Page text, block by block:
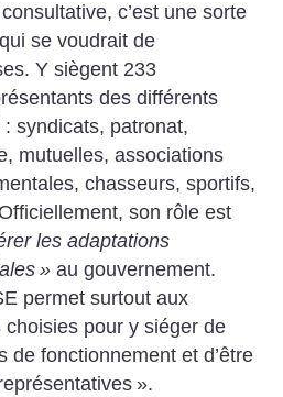
c’est une sorte
se voudrait de
Y siègent 233
des différents
: syndicats, patronat,
mutuelles, associations
chasseurs, sportifs,
son rôle est
les adaptations
» au gouvernement.
permet surtout aux
pour y siéger de
de fonctionnement et d’être
».